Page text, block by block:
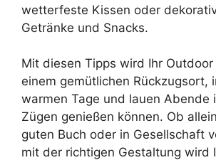
wetterfeste Kissen oder
Getränke und Snacks.
Mit diesen Tipps wird Ihr
einem gemütlichen Rückzugsort,
warmen Tage und lauen Abende
Zügen genießen können. Ob
guten Buch oder in Gesellschaft
mit der richtigen Gestaltung wird